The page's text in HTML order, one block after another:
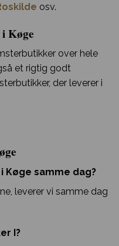
osv.
Køge
over hele
et rigtig godt
der leverer i
Køge samme dag?
leverer vi samme dag
I?